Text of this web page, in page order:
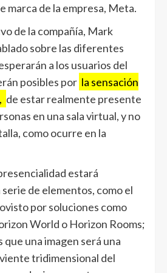
marca de la empresa, Meta.
de la compañía, Mark
sobre las diferentes
a los usuarios del
posibles por la sensación
de estar realmente presente
en una sala virtual, y no
como ocurre en la
estará
de elementos, como el
por soluciones como
World o Horizon Rooms;
que una imagen será una
tridimensional del